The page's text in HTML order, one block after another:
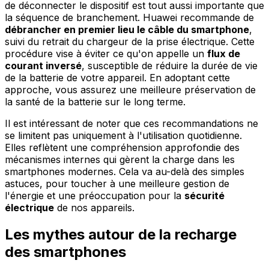
de déconnecter le dispositif est tout aussi importante que
la séquence de branchement. Huawei recommande de
débrancher en premier lieu le câble du smartphone,
suivi du retrait du chargeur de la prise électrique. Cette
procédure vise à éviter ce qu'on appelle un flux de
courant inversé, susceptible de réduire la durée de vie
de la batterie de votre appareil. En adoptant cette
approche, vous assurez une meilleure préservation de
la santé de la batterie sur le long terme.
Il est intéressant de noter que ces recommandations ne
se limitent pas uniquement à l'utilisation quotidienne.
Elles reflètent une compréhension approfondie des
mécanismes internes qui gèrent la charge dans les
smartphones modernes. Cela va au-delà des simples
astuces, pour toucher à une meilleure gestion de
l'énergie et une préoccupation pour la sécurité
électrique de nos appareils.
Les mythes autour de la recharge
des smartphones